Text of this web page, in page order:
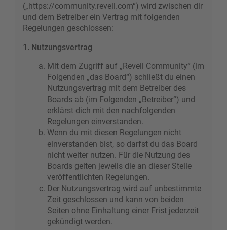
(„https://community.revell.com“) wird zwischen dir
und dem Betreiber ein Vertrag mit folgenden
Regelungen geschlossen:
1. Nutzungsvertrag
Mit dem Zugriff auf „Revell Community“ (im
Folgenden „das Board“) schließt du einen
Nutzungsvertrag mit dem Betreiber des
Boards ab (im Folgenden „Betreiber“) und
erklärst dich mit den nachfolgenden
Regelungen einverstanden.
Wenn du mit diesen Regelungen nicht
einverstanden bist, so darfst du das Board
nicht weiter nutzen. Für die Nutzung des
Boards gelten jeweils die an dieser Stelle
veröffentlichten Regelungen.
Der Nutzungsvertrag wird auf unbestimmte
Zeit geschlossen und kann von beiden
Seiten ohne Einhaltung einer Frist jederzeit
gekündigt werden.